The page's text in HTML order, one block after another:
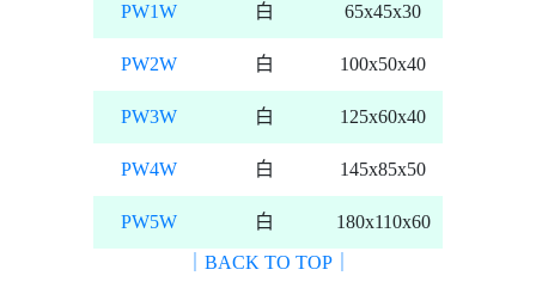
PW1W 白 65x45x30
PW2W 白 100x50x40
PW3W 白 125x60x40
PW4W 白 145x85x50
PW5W 白
180x110x60
｜BACK TO TOP｜